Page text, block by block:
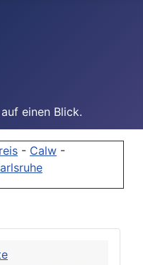
einen Blick.
- Calw -